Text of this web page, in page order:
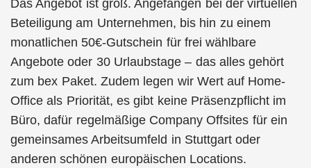
Das Angebot ist groß. Angefangen bei der virtuellen
Beteiligung am Unternehmen, bis hin zu einem
monatlichen 50€-Gutschein für frei wählbare
Angebote oder 30 Urlaubstage – das alles gehört
zum bex Paket. Zudem legen wir Wert auf Home-
Office als Priorität, es gibt keine Präsenzpflicht im
Büro, dafür regelmäßige Company Offsites für ein
gemeinsames Arbeitsumfeld in Stuttgart oder
anderen schönen europäischen Locations.